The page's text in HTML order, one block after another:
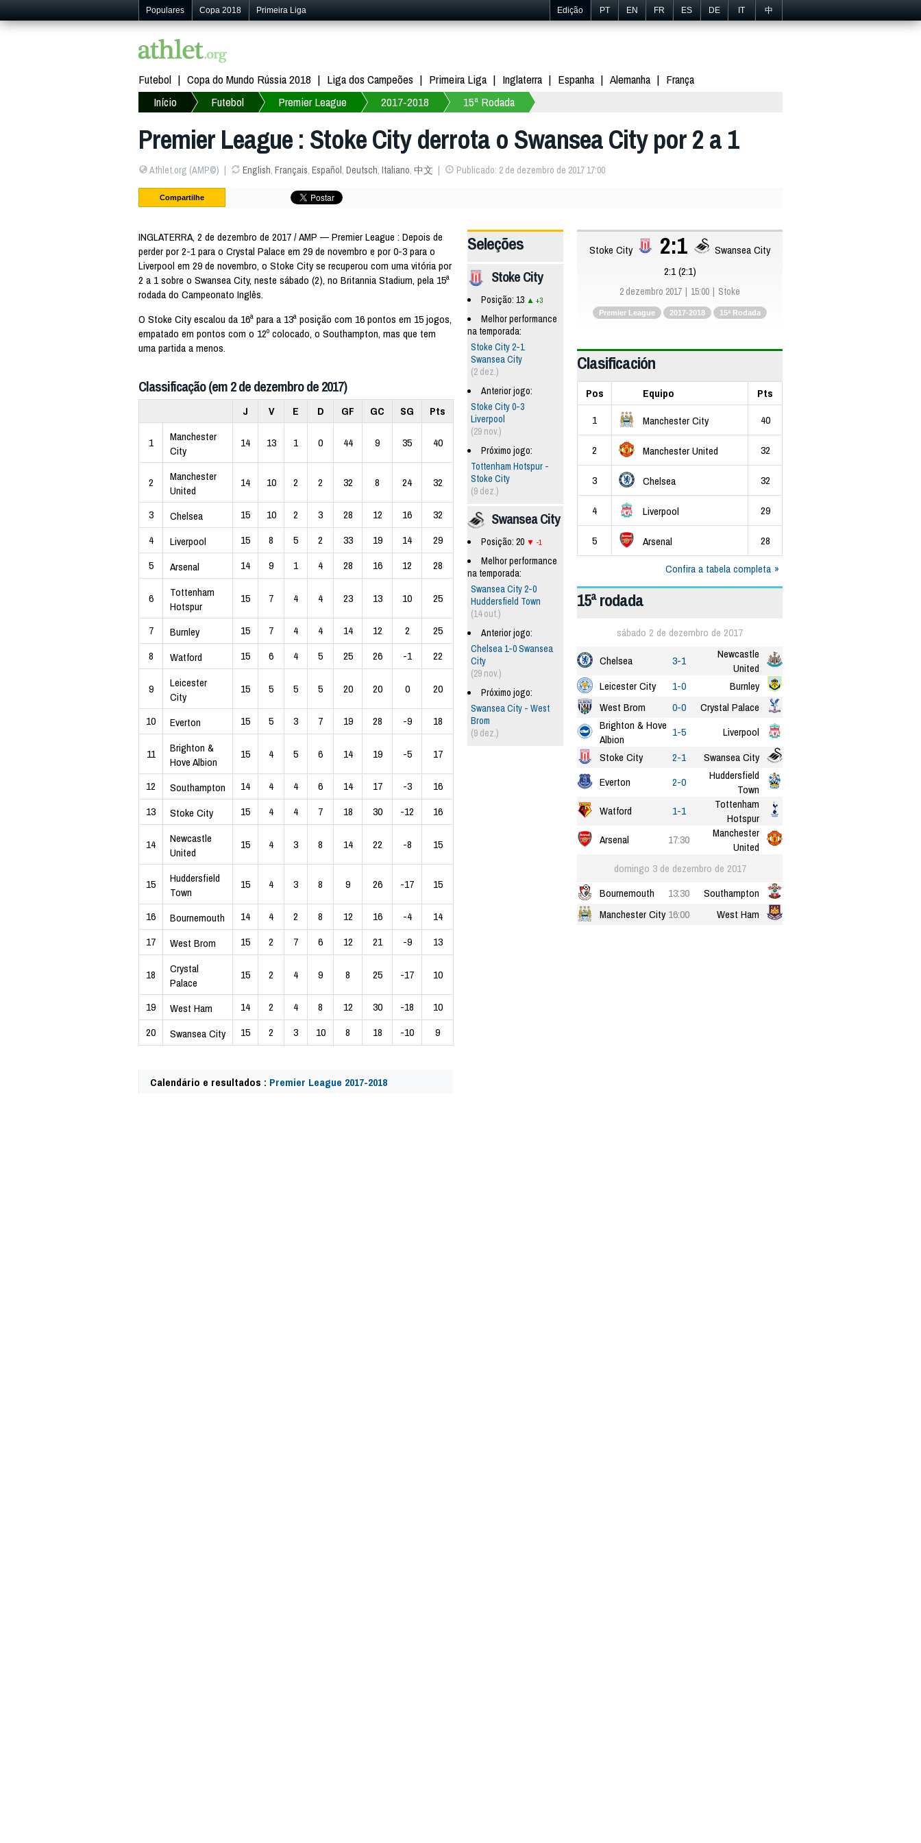
Populares Copa 2018 Primeira Liga Edição PT EN FR ES DE IT 中
Futebol Copa do Mundo Rússia 2018 Liga dos Campeões Primeira Liga Inglaterra Espanha Alemanha
França
Início
Futebol Premier League 2017-2018 15ª Rodada
Premier League : Stoke City derrota o Swansea City por 2 a 1
Athlet.org (AMP©) English, Français, Español, Deutsch, Italiano, 中文 Publicado: 2 de dezembro de 2017 17:00
Compartilhe
INGLATERRA, 2 de dezembro de 2017 / AMP — Premier League : Depois de
perder por 2-1 para o Crystal Palace em 29 de novembro e por 0-3 para o
Liverpool em 29 de novembro, o Stoke City se recuperou com uma vitória por
2 a 1 sobre o Swansea City, neste sábado (2), no Britannia Stadium, pela 15ª
rodada do Campeonato Inglês.
O Stoke City escalou da 16ª para a 13ª posição com 16 pontos em 15 jogos,
empatado em pontos com o 12º colocado, o Southampton, mas que tem
uma partida a menos.
Classificação (em 2 de dezembro de 2017)
J V E D GF GC SG Pts
1
Manchester
City
14 13 1 0 44 9 35 40
2
Manchester
United
14 10 2 2 32 8 24 32
3 Chelsea 15 10 2 3 28 12 16
32
4
Liverpool 15 8 5 2 33 19 14
29
5
Arsenal 14 9 1 4 28 16 12 28
6
Tottenham
Hotspur
15 7 4 4 23 13 10 25
7 Burnley 15 7 4 4 14 12 2
25
8
Watford 15 6 4 5 25 26 -1 22
9
Leicester
City
15 5 5 5 20 20 0 20
10 Everton 15 5 3 7 19 28 -9 18
11
Brighton &
Hove Albion
15 4 5 6 14 19 -5 17
12 Southampton 14 4 4 6 14 17 -3
16
13
Stoke City 15 4 4 7 18 30 -12 16
14
Newcastle
United
15 4 3 8 14 22 -8 15
15
Huddersfield
Town
15 4 3 8 9 26 -17 15
16 Bournemouth 14 4 2 8 12 16 -4
14
17
West Brom 15 2 7 6 12 21 -9 13
18
Crystal
Palace
15 2 4 9 8 25 -17 10
19 West Ham 14 2 4 8 12 30 -18
10
20
Swansea City 15 2 3 10 8 18 -10 9
Calendário e resultados : Premier League 2017-2018
Seleções
Stoke City
Posição: 13 +3
Melhor performance
na temporada:
Stoke City 2-1
Swansea City
(2 dez.)
Anterior jogo:
Stoke City 0-3
Liverpool
(29 nov.)
Próximo jogo:
Tottenham Hotspur -
Stoke City
(9 dez.)
Swansea City
Posição: 20 -1
Melhor performance
na temporada:
Swansea City 2-0
Huddersfield Town
(14 out.)
Anterior jogo:
Chelsea 1-0 Swansea
City
(29 nov.)
Próximo jogo:
Swansea City - West
Brom
(9 dez.)
Stoke City 2:1
Swansea City
2:1 (2:1)
2 dezembro 2017 15:00 Stoke
Premier League 2017-2018 15ª Rodada
Clasificación
Pos Equipo
Pts
1
Manchester City 40
2 Manchester United 32
3 Chelsea 32
4 Liverpool 29
5 Arsenal
28
Confira a tabela completa
15ª rodada
sábado 2 de dezembro de 2017
Chelsea
3-1
Newcastle
United
Leicester City
1-0
Burnley
West Brom
0-0
Crystal Palace
Brighton & Hove
Albion
1-5
Liverpool
Stoke City
2-1
Swansea City
Everton
2-0
Huddersfield
Town
Watford
1-1
Tottenham
Hotspur
Arsenal
17:30
Manchester
United
domingo 3 de dezembro de 2017
Bournemouth
13:30
Southampton
Manchester City 16:00 West Ham